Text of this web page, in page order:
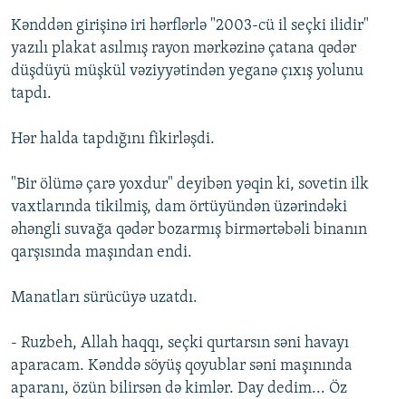
Kənddən girişinə iri hərflərlə "2003-cü il seçki ilidir"
yazılı plakat asılmış rayon mərkəzinə çatana qədər
düşdüyü müşkül vəziyyətindən yeganə çıxış yolunu
tapdı.
Hər halda tapdığını fikirləşdi.
"Bir ölümə çarə yoxdur" deyibən yəqin ki, sovetin ilk
vaxtlarında tikilmiş, dam örtüyündən üzərindəki
əhəngli suvağa qədər bozarmış birmərtəbəli binanın
qarşısında maşından endi.
Manatları sürücüyə uzatdı.
- Ruzbeh, Allah haqqı, seçki qurtarsın səni havayı
aparacam. Kənddə söyüş qoyublar səni maşınında
aparanı, özün bilirsən də kimlər. Day dedim... Öz